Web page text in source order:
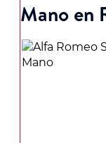
Mano en